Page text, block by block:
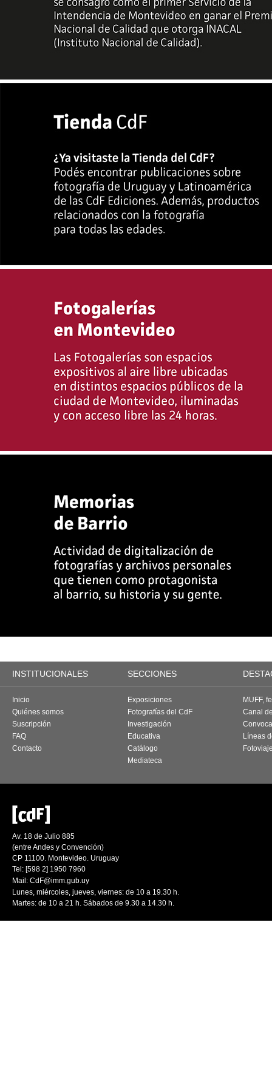
INSTITUCIONALES SECCIONES
Inicio
Quiénes somos
Suscripción
FAQ
Contacto
Exposiciones
Fotografías del CdF
Investigación
Educativa
Catálogo
Mediateca
MUFF,
Canal
Líneas
Av. 18 de Julio 885
(entre Andes y Convención)
CP 11100. Montevideo. Uruguay
Tel: [598 2] 1950 7960
Mail: CdF@imm.gub.uy
Lunes, miércoles, jueves, viernes: de 10 a 19.30 h.
Martes: de 10 a 21 h. Sábados de 9.30 a 14.30 h.